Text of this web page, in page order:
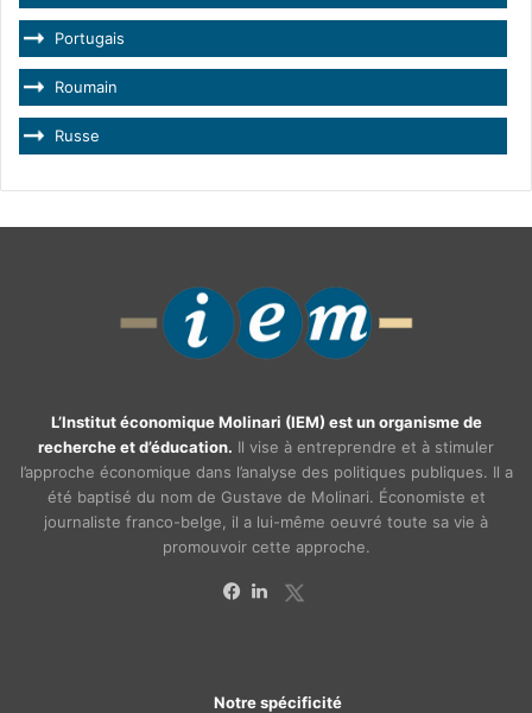
Portugais
Roumain
Russe
L’Institut économique Molinari (IEM) est un organisme de
recherche et d’éducation. Il vise à entreprendre et à stimuler
l’approche économique dans l’analyse des politiques publiques. Il a
été baptisé du nom de Gustave de Molinari. Économiste et
journaliste franco-belge, il a lui-même oeuvré toute sa vie à
promouvoir cette approche.
Notre spécificité